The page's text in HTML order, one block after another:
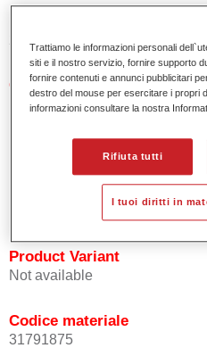
Permacron Autolack 257
2K medio solido altamente
Caratteristiche del prodotto
Applicazione facile e
Permasolid HS Härter.
Essiccazione rapida.
Elevata brillantezza.
Buona resistenza chimica
Product Variant
Not available
Codice materiale
31791875
Trattiamo le informazioni personali
siti e il nostro servizio, fornire supporto
fornire contenuti e annunci pubblicitari
destro del mouse per esercitare i propri
informazioni consultare la nostra
Rifiuta tutti
I tuoi diritti in